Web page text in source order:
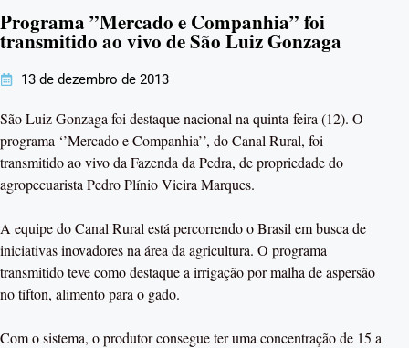
Programa ”Mercado e Companhia” foi
transmitido ao vivo de São Luiz Gonzaga
13 de dezembro de 2013
São Luiz Gonzaga foi destaque nacional na quinta-feira (12). O
programa ‘’Mercado e Companhia’’, do Canal Rural, foi
transmitido ao vivo da Fazenda da Pedra, de propriedade do
agropecuarista Pedro Plínio Vieira Marques.
A equipe do Canal Rural está percorrendo o Brasil em busca de
iniciativas inovadores na área da agricultura. O programa
transmitido teve como destaque a irrigação por malha de aspersão
no tífton, alimento para o gado.
Com o sistema, o produtor consegue ter uma concentração de 15 a